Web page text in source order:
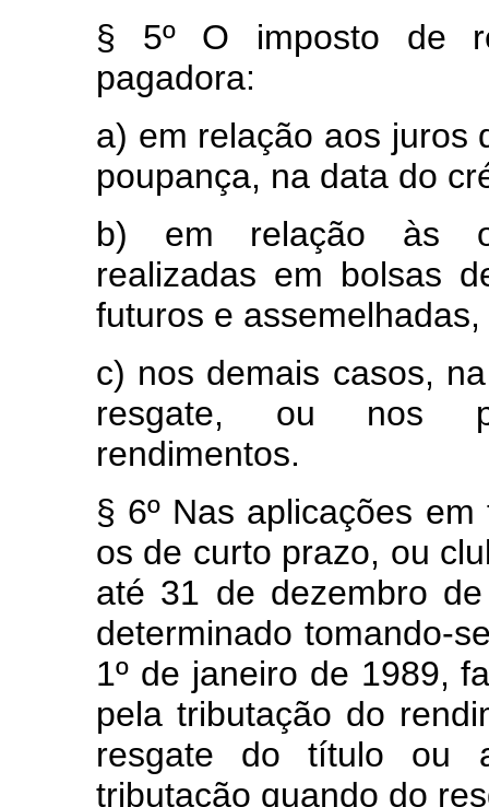
§ 5º O imposto de
pagadora:
a) em relação aos juros
poupança, na data do
b) em relação às
realizadas em bolsas
futuros e
c) nos demais casos,
resgate, ou nos
rendimentos.
§ 6º Nas aplicações
os de curto prazo, ou
até 31 de dezembro
determinado tomando-
1º de janeiro de 1989,
pela tributação do
resgate do título ou
tributação quando do